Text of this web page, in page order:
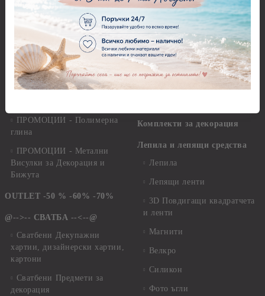
елементи за декорация
ПРОМОЦИИ - Салфетки
ПРОМОЦИИ - Хоби
перфоратори, инструменти и
пособия
ПРОМОЦИИ - Платна за
ПРОМОЦИИ - Полимерна
глина
ПРОМОЦИИ - Метални
Висулки за Декорация и
Бижута
OUTLET -50 % -60% -70%
@-->-- СВАТБА --<--@
Сватбени Декупажни
хартии, дизайнерски хартии,
картони
Сватбени Предмети за
декорация
35см.
Квилинг ленти - микс
Квилинг ленти - перлени -
3мм - 30см.
Квилинг ленти - 8мм
Инструменти и пособия за
Комплекти за декорация
Лепила и лепящи средства
Лепила
Лепящи ленти
3D Повдигащи квадратчета
и ленти
Магнити
Велкро
Силикон
Фото ъгли